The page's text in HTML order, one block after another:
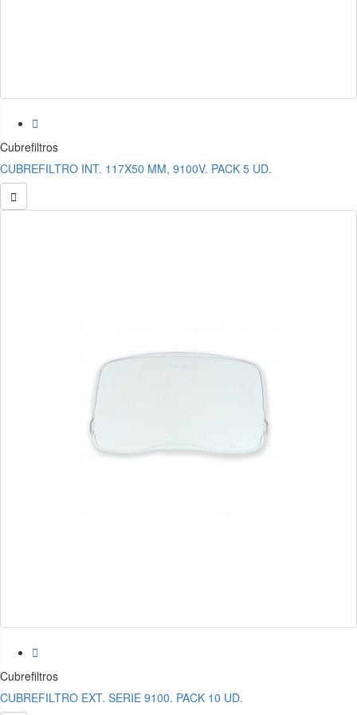

Cubrefiltros
CUBREFILTRO INT. 117X50 MM, 9100V. PACK 5 UD.


Cubrefiltros
CUBREFILTRO EXT. SERIE 9100. PACK 10 UD.